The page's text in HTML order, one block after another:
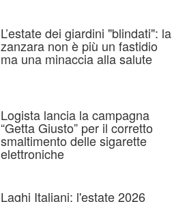
L’estate dei giardini "blindati": la
zanzara non è più un fastidio
ma una minaccia alla salute
Logista lancia la campagna
“Getta Giusto” per il corretto
smaltimento delle sigarette
elettroniche
Laghi Italiani: l'estate 2026